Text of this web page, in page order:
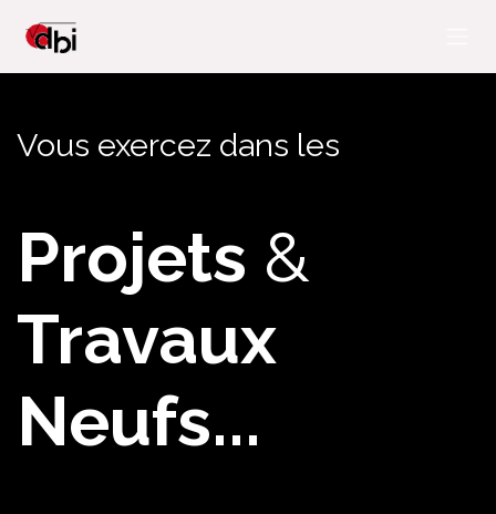
Vous exercez dans les
Projets &
Travaux
Neufs...